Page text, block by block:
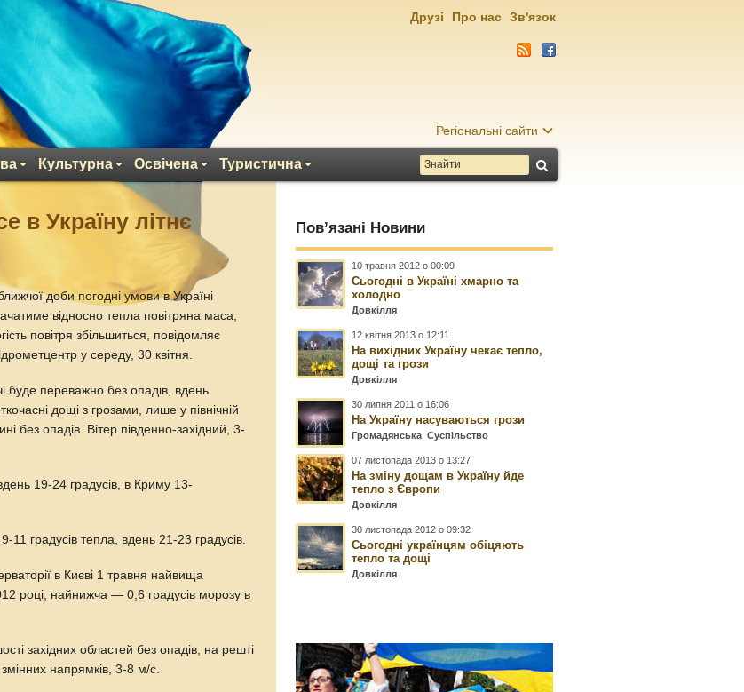
Регіональні сайти
Культурна Освічена Туристична
Друзі Про нас Зв'язок
в Україну літнє
доби погодні умови в Україні
відносно тепла повітряна маса,
повітря збільшиться, повідомляє
у середу, 30 квітня.
буде переважно без опадів, вдень
дощі з грозами, лише у північній
без опадів. Вітер південно-західний, 3-
19-24 градусів, в Криму 13-
градусів тепла, вдень 21-23 градусів.
в Києві 1 травня найвища
році, найнижча — 0,6 градусів морозу в
західних областей без опадів, на решті
змінних напрямків, 3-8 м/с.
Пов’язані Новини
10 травня 2012 о 00:09
Сьогодні в Україні хмарно та
холодно
Довкілля
12 квітня 2013 о 12:11
На вихідних Україну чекає тепло,
дощі та грози
Довкілля
30 липня 2011 о 16:06
На Україну насуваються грози
Громадянська ,Суспільство
07 листопада 2013 о 13:27
На зміну дощам в Україну йде
тепло з Європи
Довкілля
30 листопада 2012 о 09:32
Сьогодні українцям обіцяють
тепло та дощі
Довкілля